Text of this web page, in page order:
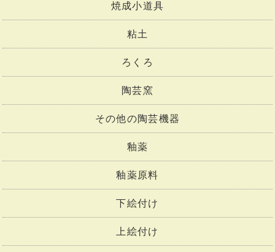
焼成小道具
粘土
ろくろ
陶芸窯
その他の陶芸機器
釉薬
釉薬原料
下絵付け
上絵付け